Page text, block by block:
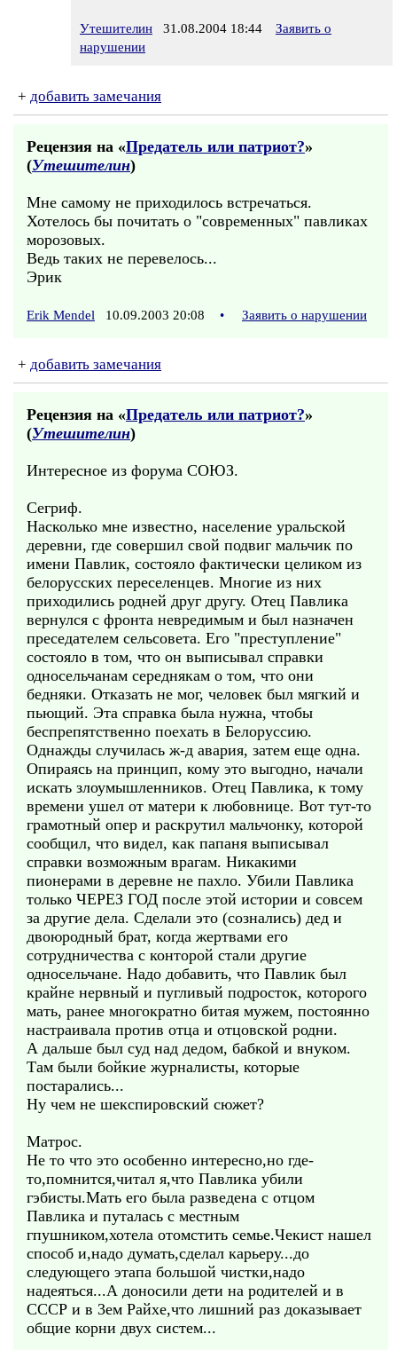
Утешителин 31.08.2004 18:44
Заявить о
нарушении
+ добавить замечания
Рецензия на «Предатель или патриот?»
(Утешителин)
Мне самому не приходилось встречаться.
Хотелось бы почитать о "современных" павликах
морозовых.
Ведь таких не перевелось...
Эрик
Erik Mendel 10.09.2003 20:08 • Заявить о нарушении
+ добавить замечания
Рецензия на «Предатель или патриот?»
(Утешителин)
Интересное из форума СОЮЗ.
Сегриф.
Насколько мне известно, население уральской
деревни, где совершил свой подвиг мальчик по
имени Павлик, состояло фактически целиком из
белорусских переселенцев. Многие из них
приходились родней друг другу. Отец Павлика
вернулся с фронта невредимым и был назначен
преседателем сельсовета. Его "преступление"
состояло в том, что он выписывал справки
односельчанам середнякам о том, что они
бедняки. Отказать не мог, человек был мягкий и
пьющий. Эта справка была нужна, чтобы
беспрепятственно поехать в Белоруссию.
Однажды случилась ж-д авария, затем еще одна.
Опираясь на принцип, кому это выгодно, начали
искать злоумышленников. Отец Павлика, к тому
времени ушел от матери к любовнице. Вот тут-то
грамотный опер и раскрутил мальчонку, которой
сообщил, что видел, как папаня выписывал
справки возможным врагам. Никакими
пионерами в деревне не пахло. Убили Павлика
только ЧЕРЕЗ ГОД после этой истории и совсем
за другие дела. Сделали это (сознались) дед и
двоюродный брат, когда жертвами его
сотрудничества с конторой стали другие
односельчане. Надо добавить, что Павлик был
крайне нервный и пугливый подросток, которого
мать, ранее многократно битая мужем, постоянно
настраивала против отца и отцовской родни.
А дальше был суд над дедом, бабкой и внуком.
Там были бойкие журналисты, которые
постарались...
Ну чем не шекспировский сюжет?
Матрос.
Не то что это особенно интересно,но где-
то,помнится,читал я,что Павлика убили
гэбисты.Мать его была разведена с отцом
Павлика и путалась с местным
гпушником,хотела отомстить семье.Чекист нашел
способ и,надо думать,сделал карьеру...до
следующего этапа большой чистки,надо
надеяться...А доносили дети на родителей и в
СССР и в 3ем Райхе,что лишний раз доказывает
общие корни двух систем...